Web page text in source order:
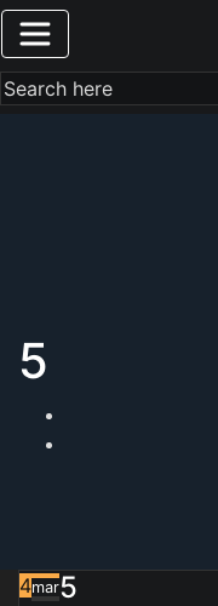
5
4mar5